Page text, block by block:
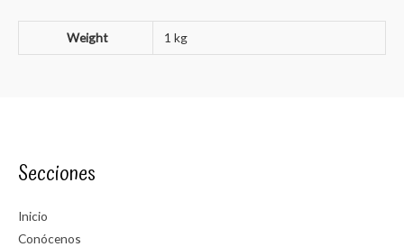
Weight 1 kg
Secciones
Inicio
Conócenos